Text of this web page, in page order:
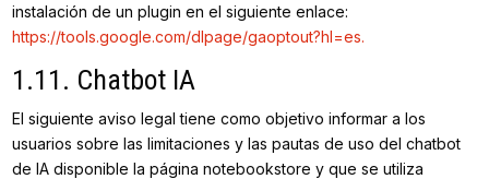
instalación de un plugin en el siguiente enlace:
https://tools.google.com/dlpage/gaoptout?hl=es.
1.11. Chatbot IA
El siguiente aviso legal tiene como objetivo informar a los
usuarios sobre las limitaciones y las pautas de uso del chatbot
de IA disponible la página notebookstore y que se utiliza